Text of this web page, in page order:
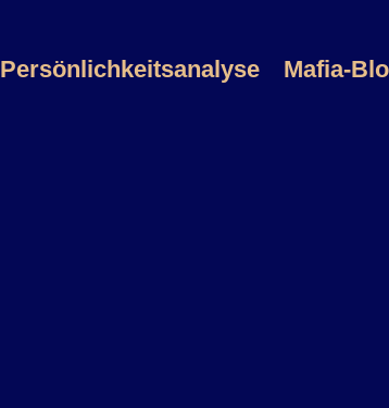
Persönlichkeitsanalyse Mafia-